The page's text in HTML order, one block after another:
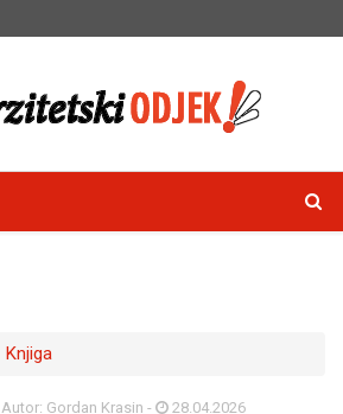
Knjiga
Autor: Gordan Krasin - 28.04.2026